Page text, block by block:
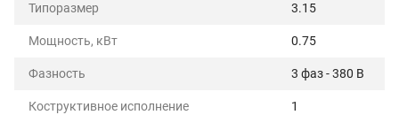
Типоразмер 3.15
Мощность, кВт 0.75
Фазность 3 фаз - 380 В
Коструктивное исполнение 1